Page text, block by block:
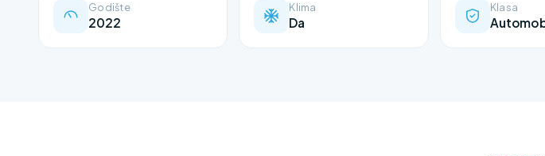
Godište
2022
Klima
Da
Klasa